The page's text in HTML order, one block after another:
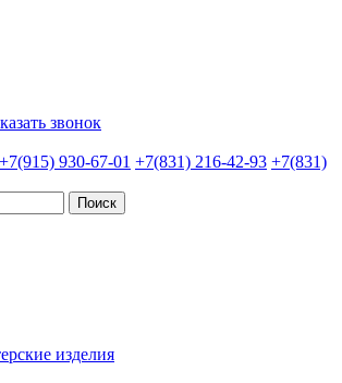
звонок
+7(915) 930-67-01 +7(831) 216-42-93 +7(831)
изделия